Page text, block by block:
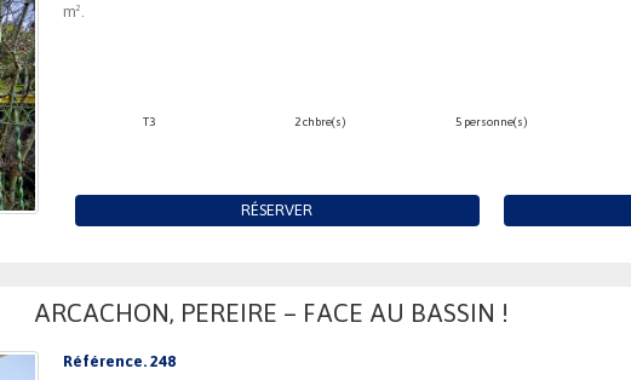
m².
T3 2 chbre(s)
5 personne(s)
RÉSERVER
ARCACHON, PEREIRE – FACE AU BASSIN !
Référence. 248